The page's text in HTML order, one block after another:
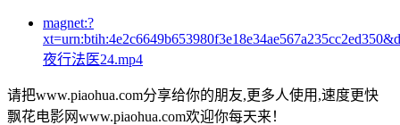
magnet:?
夜行法医24.mp4
请把www.piaohua.com分享给你的朋友,更多人使用,速度更快
飘花电影网www.piaohua.com欢迎你每天来！